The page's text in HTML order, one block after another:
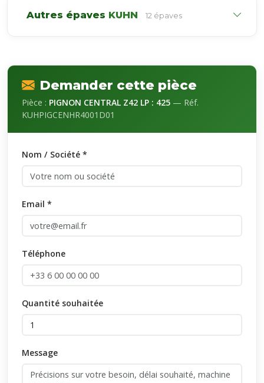
Autres épaves KUHN 12 épaves
Demander cette pièce
Pièce : PIGNON CENTRAL Z42 LP : 425 — Réf.
KUHPIGCENHR4001D01
Nom / Société *
Email *
Téléphone
Quantité souhaitée
Message